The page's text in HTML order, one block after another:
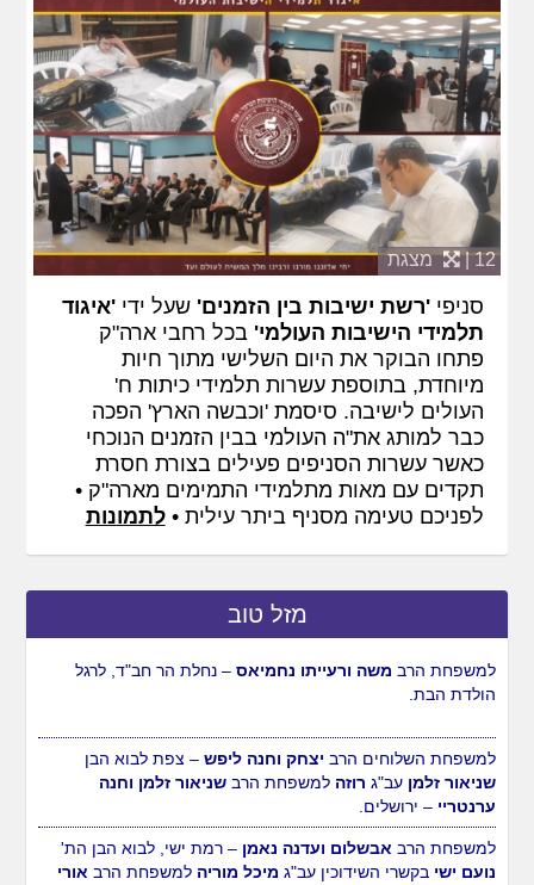
12 | מצגת
סניפי 'רשת ישיבות בין הזמנים' שעל ידי 'איגוד
תלמידי הישיבות העולמי' בכל רחבי ארה"ק
פתחו הבוקר את היום השלישי מתוך חיות
מיוחדת, בתוספת עשרות תלמידי כיתות ח'
העולים לישיבה. סיסמת 'וכבשה הארץ' הפכה
כבר למותג את"ה העולמי בבין הזמנים הנוכחי
כאשר עשרות הסניפים פעילים בצורת חסרת
תקדים עם מאות מתלמידי התמימים מארה"ק •
לפניכם טעימה מסניף ביתר עילית •לתמונות
מזל טוב
למשפחת הרב יוסי ומיכל לויטין– רמלה, לבוא הבן הת'מנחם
מענדל עב"ג
למשפחת הרבמשה ורעייתו נחמיאס– נחלת הר חב"ד, לרגל
הולדת הבת.
למשפחת השלוחים הרביצחק וחנה ליפש– צפת לבוא הבן
שניאור זלמןעב"גרוזהלמשפחת הרבשניאור זלמן וחנה